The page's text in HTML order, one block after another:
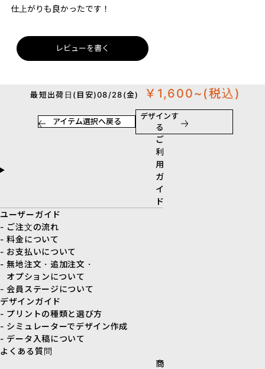
仕上がりも良かったです！
レビューを書く
最短出荷日(目安)08/28(金) ￥1,600~ (税込)
アイテム選択へ戻る
デザインす
る
ご
利
用
ガ
イ
ド
ユーザーガイド
- ご注文の流れ
- 料金について
- お支払いについて
- 無地注文・追加注文・
オプションについて
- 会員ステージについて
デザインガイド
- プリントの種類と選び方
- シミュレーターでデザイン作成
- データ入稿について
よくある質問
商